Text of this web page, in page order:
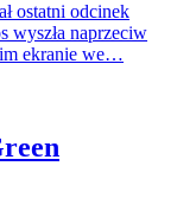
ostatni odcinek
wyszła naprzeciw
ekranie we…